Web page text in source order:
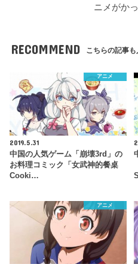
ニメがか
RECOMMEND こちらの記事も
アニメ
2019.5.31
中国の人気ゲーム「崩壊3rd」の
お料理コミック「女武神的餐桌
Cooki…
アニメ